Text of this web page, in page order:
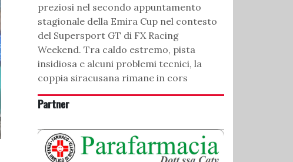
preziosi nel secondo appuntamento
stagionale della Emira Cup nel contesto
del Supersport GT di FX Racing
Weekend. Tra caldo estremo, pista
insidiosa e alcuni problemi tecnici, la
coppia siracusana rimane in cors
Partner